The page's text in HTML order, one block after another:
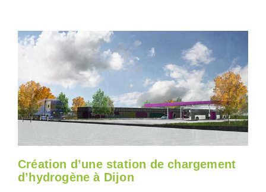
Création d’une station de chargement
d’hydrogène à Dijon